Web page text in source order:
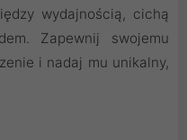
wydajnością, cichą
Zapewnij swojemu
i nadaj mu unikalny,